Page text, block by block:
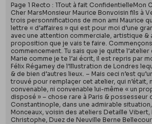
Page 1 Recto : 1Tout à fait ConfidentielleMon
Cher MarsMonsieur Maurice Bonvoisin fils à
trois personnifications de mon ami Maurice
lettre « d’affaires » qui est pour moi d’une
avec une attention commerciale, artistique &
proposition que je vais te faire.
commencement. Tu sais que je quitte l’atelier
Marie comme je te l’ai écrit, il est repris par
Félix Régamey de l’Illustration de Londres
& de bien d’autres lieux. – Mais ceci n’est
trouvé pour remplaçer cet atelier, qui n’était,
convenable, ni convenable lui-même « un
disposé » – chose rare à Paris & possesseur
Constantinople, dans une admirable
Monceaux, voisin des ateliers Detaille Vibert,
Christophe, Duez de Neuville Berne